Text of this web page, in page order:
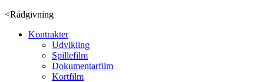
<Rådgivning
Kontrakter
Udvikling
Spillefilm
Dokumentarfilm
Kortfilm